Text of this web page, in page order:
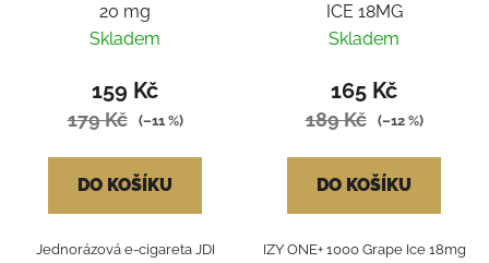
20 mg
Skladem
159 Kč
179 Kč (–11 %)
DO KOŠÍKU
Jednorázová e-cigareta JDI
ICE 18MG
Skladem
165 Kč
189 Kč (–12 %)
DO KOŠÍKU
IZY ONE+ 1000 Grape Ice 18mg